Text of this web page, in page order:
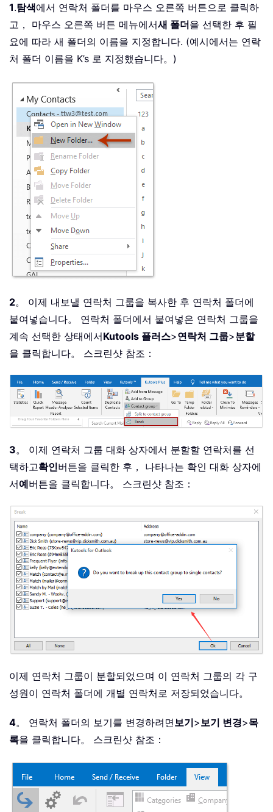
1.탐색에서 연락처 폴더를 마우스 오른쪽 버튼으로 클릭하
고， 마우스 오른쪽 버튼 메뉴에서새 폴더을 선택한 후 필
요에 따라 새 폴더의 이름을 지정합니다. (예시에서는 연락
처 폴더 이름을 K’s 로 지정했습니다。)
2。 이제 내보낼 연락처 그룹을 복사한 후 연락처 폴더에
붙여넣습니다。 연락처 폴더에서 붙여넣은 연락처 그룹을
계속 선택한 상태에서Kutools 플러스>연락처 그룹>분할
을 클릭합니다。 스크린샷 참조：
3。 이제 연락처 그룹 대화 상자에서 분할할 연락처를 선
택하고확인버튼을 클릭한 후， 나타나는 확인 대화 상자에
서예버튼을 클릭합니다。 스크린샷 참조：
이제 연락처 그룹이 분할되었으며 이 연락처 그룹의 각 구
성원이 연락처 폴더에 개별 연락처로 저장되었습니다。
4。 연락처 폴더의 보기를 변경하려면보기>보기 변경>목
록을 클릭합니다。 스크린샷 참조：